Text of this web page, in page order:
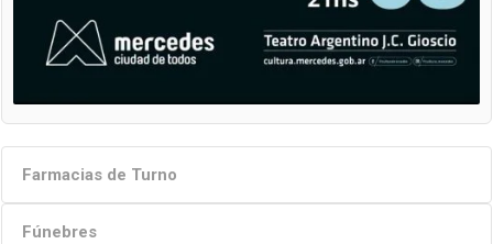
Farmacias de Turno
Fúnebres